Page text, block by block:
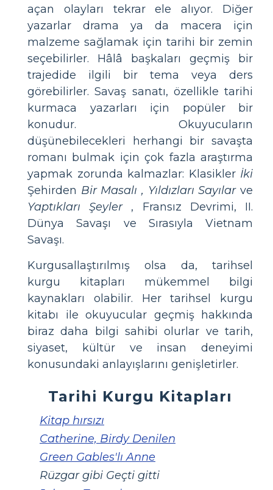
açan olayları tekrar ele alıyor. Diğer
yazarlar drama ya da macera için
malzeme sağlamak için tarihi bir zemin
seçebilirler. Hâlâ başkaları geçmiş bir
trajedide ilgili bir tema veya ders
görebilirler. Savaş sanatı, özellikle tarihi
kurmaca yazarları için popüler bir
konudur. Okuyucuların
düşünebilecekleri herhangi bir savaşta
romanı bulmak için çok fazla araştırma
yapmak zorunda kalmazlar: Klasikler İki
Şehirden Bir Masalı , Yıldızları Sayılarve
Yaptıkları Şeyler, Fransız Devrimi, II.
Dünya Savaşı ve Sırasıyla Vietnam
Savaşı.
Kurgusallaştırılmış olsa da, tarihsel
kurgu kitapları mükemmel bilgi
kaynakları olabilir. Her tarihsel kurgu
kitabı ile okuyucular geçmiş hakkında
biraz daha bilgi sahibi olurlar ve tarih,
siyaset, kültür ve insan deneyimi
konusundaki anlayışlarını genişletirler.
Tarihi Kurgu Kitapları
Kitap hırsızı
Catherine, Birdy Denilen
Green Gables'lı Anne
Rüzgar gibi Geçti gitti